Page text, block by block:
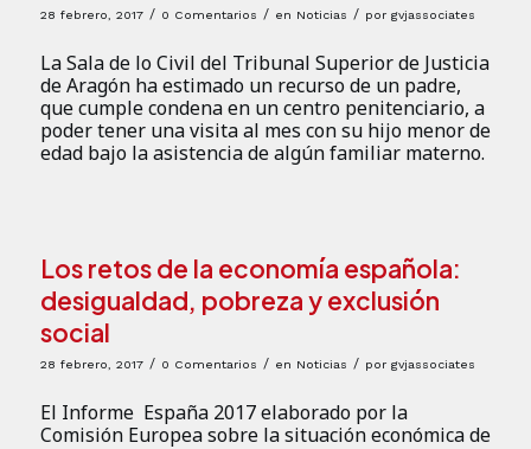
28 febrero, 2017 / 0 Comentarios / en Noticias / por gvjassociates
La Sala de lo Civil del Tribunal Superior de Justicia
de Aragón ha estimado un recurso de un padre,
que cumple condena en un centro penitenciario, a
poder tener una visita al mes con su hijo menor de
edad bajo la asistencia de algún familiar materno.
Los retos de la economía española:
desigualdad, pobreza y exclusión
social
28 febrero, 2017 / 0 Comentarios / en Noticias / por gvjassociates
El Informe España 2017 elaborado por la
Comisión Europea sobre la situación económica de